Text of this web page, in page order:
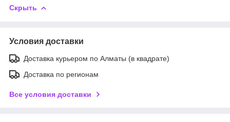
Скрыть
Условия доставки
Доставка курьером по Алматы (в квадрате)
Доставка по регионам
Все условия доставки